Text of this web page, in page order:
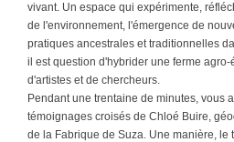
vivant. Un espace qui expérimente,
de l'environnement, l'émergence de
pratiques ancestrales et traditionnelles
il est question d'hybrider une ferme
d'artistes et de chercheurs.
Pendant une trentaine de minutes, vous
témoignages croisés de Chloé Buire,
de la Fabrique de Suza. Une manière, le